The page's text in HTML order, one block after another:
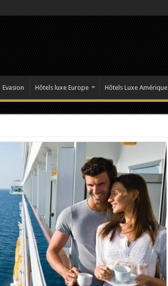
Evasion Hôtels luxe Europe Hôtels Luxe Amérique